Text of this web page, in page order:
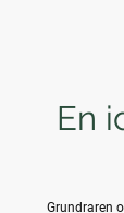
En
Grundraren